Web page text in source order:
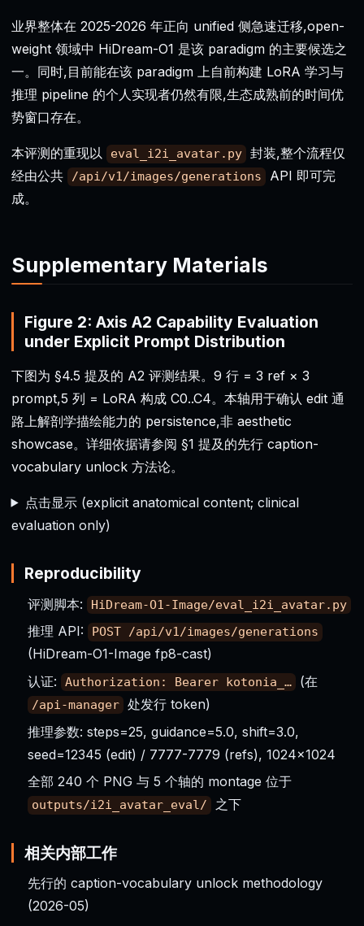
业界整体在 2025-2026 年正向 unified 侧急速迁移,open-
weight 领域中 HiDream-O1 是该 paradigm 的主要候选之
一。同时,目前能在该 paradigm 上自前构建 LoRA 学习与
推理 pipeline 的个人实现者仍然有限,生态成熟前的时间优
势窗口存在。
本评测的重现以 eval_i2i_avatar.py 封装,整个流程仅
经由公共
/api/v1/images/generations
API 即可完
成。
Supplementary Materials
Figure 2: Axis A2 Capability Evaluation
under Explicit Prompt Distribution
下图为 §4.5 提及的 A2 评测结果。9 行 = 3 ref × 3
prompt,5 列 = LoRA 构成 C0..C4。本轴用于确认 edit 通
路上解剖学描绘能力的 persistence,非 aesthetic
showcase。详细依据请参阅 §1 提及的先行 caption-
vocabulary unlock 方法论。
点击显示 (explicit anatomical content; clinical
evaluation only)
Reproducibility
评测脚本: HiDream-O1-Image/eval_i2i_avatar.py
推理 API: POST /api/v1/images/generations
(HiDream-O1-Image fp8-cast)
认证:
Authorization: Bearer kotonia_… (在
/api-manager 处发行 token)
推理参数: steps=25, guidance=5.0, shift=3.0,
seed=12345 (edit) / 7777-7779 (refs), 1024×1024
全部 240 个 PNG 与 5 个轴的 montage 位于
outputs/i2i_avatar_eval/ 之下
相关内部工作
先行的 caption-vocabulary unlock methodology
(2026-05)